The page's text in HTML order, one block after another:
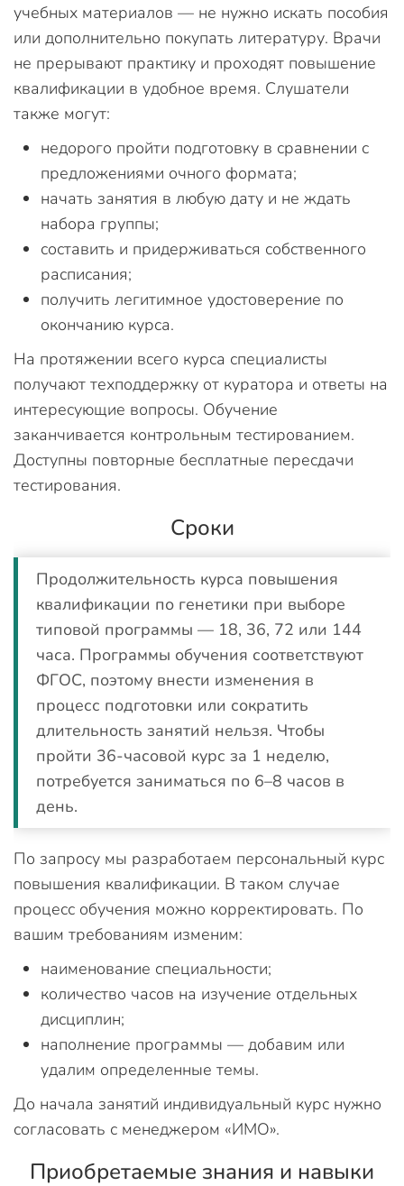
учебных материалов — не нужно искать пособия
или дополнительно покупать литературу. Врачи
не прерывают практику и проходят повышение
квалификации в удобное время. Слушатели
также могут:
недорого пройти подготовку в сравнении с
предложениями очного формата;
начать занятия в любую дату и не ждать
набора группы;
составить и придерживаться собственного
расписания;
получить легитимное удостоверение по
окончанию курса.
На протяжении всего курса специалисты
получают техподдержку от куратора и ответы на
интересующие вопросы. Обучение
заканчивается контрольным тестированием.
Доступны повторные бесплатные пересдачи
тестирования.
Сроки
Продолжительность курса повышения
квалификации по генетики при выборе
типовой программы — 18, 36, 72 или 144
часа. Программы обучения соответствуют
ФГОС, поэтому внести изменения в
процесс подготовки или сократить
длительность занятий нельзя. Чтобы
пройти 36-часовой курс за 1 неделю,
потребуется заниматься по 6–8 часов в
день.
По запросу мы разработаем персональный курс
повышения квалификации. В таком случае
процесс обучения можно корректировать. По
вашим требованиям изменим:
наименование специальности;
количество часов на изучение отдельных
дисциплин;
наполнение программы — добавим или
удалим определенные темы.
До начала занятий индивидуальный курс нужно
согласовать с менеджером «ИМО».
Приобретаемые знания и навыки